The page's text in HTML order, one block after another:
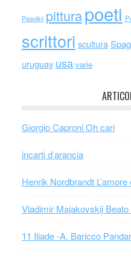
Pasolini pitturapoeti
scrittori scultura
uruguay usa varie
Giorgio Caproni Oh cari
incarti d’arancia
Henrik Nordbrandt
Vladimir Majakovskij Beato
11 Iliade -A. Baricco